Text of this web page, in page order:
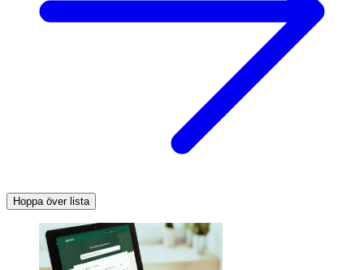
Hoppa över lista